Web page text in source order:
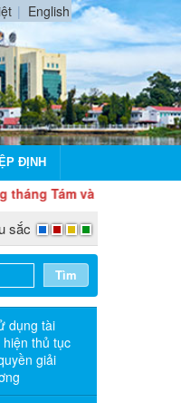
English
ĐỊNH
Quốc khánh 2/9
sắc
Tìm
dụng tài
thủ tục
giải